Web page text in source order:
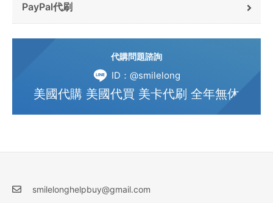
PayPal代刷
代購問題諮詢
ID：@smilelong
美國代購 美國代買 美卡代刷 全年無休
smilelonghelpbuy@gmail.com